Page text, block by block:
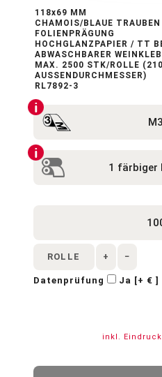
118x69 MM
CHAMOIS/BLAUE TRAUBEN
FOLIENPRÄGUNG
HOCHGLANZPAPIER / TT
ABWASCHBARER
MAX. 2500 STK/ROLLE
AUSSENDURCHMESSER)
RL7892-3
Datenprüfung Ja [+ € ]
ROLLE + −
inkl.